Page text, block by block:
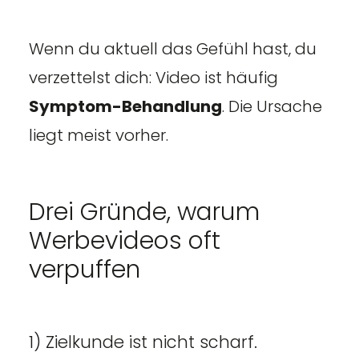
Wenn du aktuell das Gefühl hast, du
verzettelst dich: Video ist häufig
Symptom-Behandlung. Die Ursache
liegt meist vorher.
Drei Gründe, warum
Werbevideos oft
verpuffen
1) Zielkunde ist nicht scharf.